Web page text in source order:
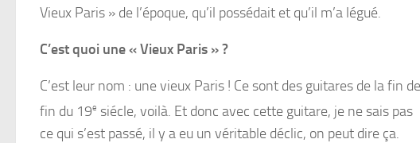
Vieux Paris » de l’époque, qu’il possédait et qu’il m’a légué.
C’est quoi une « Vieux Paris » ?
C’est leur nom : une vieux Paris ! Ce sont des guitares de la fin de
fin du 19e siécle, voilà. Et donc avec cette guitare, je ne sais pas
ce qui s’est passé, il y a eu un véritable déclic, on peut dire ça.